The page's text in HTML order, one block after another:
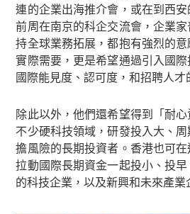
連的企業出海推介會，或在到西
前周在南京的科企交流會，企業
持全球業務拓展，都抱有強烈的
實際需要，更是希望通過引入國
國際能見度、認可度，和招聘人才
除此以外，他們還希望得到「耐
不少硬科技領域，研發投入大、
擔風險的長期投資者。香港也可在
拉動國際長期資金一起投小、投
的科技企業，以及新興和未來產業